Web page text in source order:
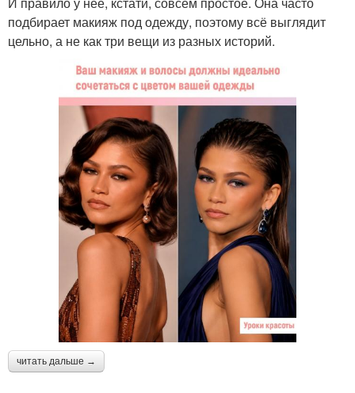
подбирает макияж под одежду, поэтому всё выглядит
цельно, а не как три вещи из разных историй.
читать дальше →